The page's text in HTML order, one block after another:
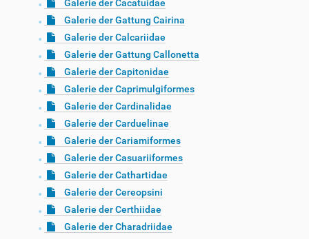
Galerie der Cacatuidae
Galerie der Gattung Cairina
Galerie der Calcariidae
Galerie der Gattung Callonetta
Galerie der Capitonidae
Galerie der Caprimulgiformes
Galerie der Cardinalidae
Galerie der Carduelinae
Galerie der Cariamiformes
Galerie der Casuariiformes
Galerie der Cathartidae
Galerie der Cereopsini
Galerie der Certhiidae
Galerie der Charadriidae